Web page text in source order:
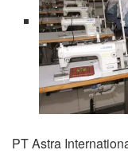
PT Astra